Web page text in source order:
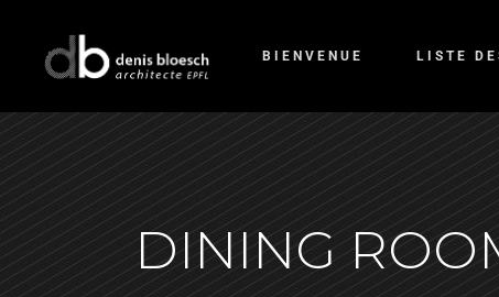
BIENVENUE LISTE
DINING